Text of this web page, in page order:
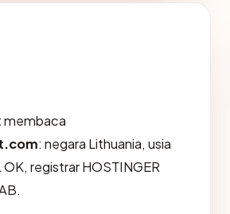
membaca
: negara Lithuania, usia
OK, registrar HOSTINGER